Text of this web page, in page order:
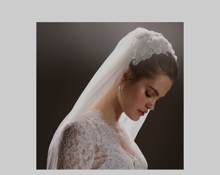
ИМПЕРА (ФАТА)
DIVA